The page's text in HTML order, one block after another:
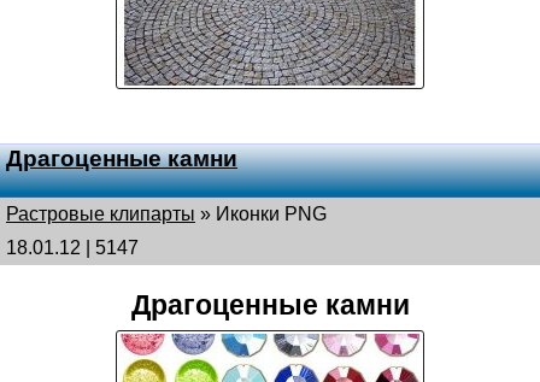
Драгоценные камни
Растровые клипарты » Иконки PNG
18.01.12 | 5147
Драгоценные камни